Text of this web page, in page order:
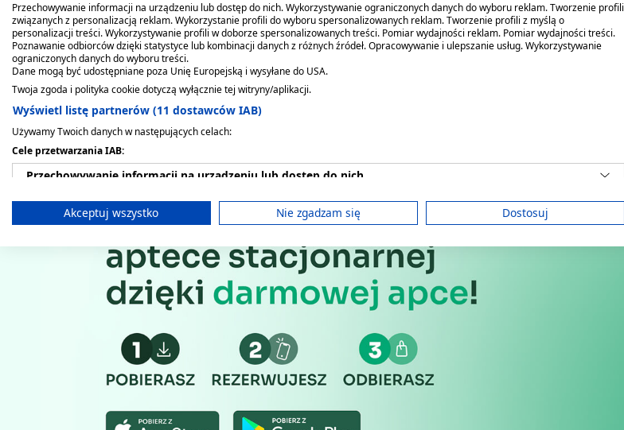
1 Przedmiot
Przechowywanie informacji na urządzeniu lub dostęp do nich. Wykorzystywanie ograniczonych danych do wyboru reklam. Tworzenie profili
związanych z personalizacją reklam. Wykorzystanie profili do wyboru spersonalizowanych reklam. Tworzenie profili z myślą o
personalizacji treści. Wykorzystywanie profili w doborze spersonalizowanych treści. Pomiar wydajności reklam. Pomiar wydajności treści.
Poznawanie odbiorców dzięki statystyce lub kombinacji danych z różnych źródeł. Opracowywanie i ulepszanie usług. Wykorzystywanie
ograniczonych danych do wyboru treści.
Dane mogą być udostępniane poza Unię Europejską i wysyłane do USA.
Twoja zgoda i polityka cookie dotyczą wyłącznie tej witryny/aplikacji.
Wyświetl listę partnerów (11 dostawców IAB)
Używamy Twoich danych w następujących celach:
Cele przetwarzania IAB:
Przechowywanie informacji na urządzeniu lub dostęp do nich
Wykorzystywanie ograniczonych danych do wyboru reklam
Wykorzystanie profili do wyboru spersonalizowanych reklam
Tworzenie profili w celu personalizacji treści
Wykorzystywanie profili w celu doboru spersonalizowanych treści
Pomiar efektywności reklam
Akceptuj wszystko Nie zgadzam się Dostosuj